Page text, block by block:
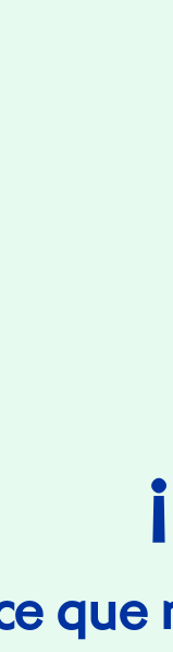
que